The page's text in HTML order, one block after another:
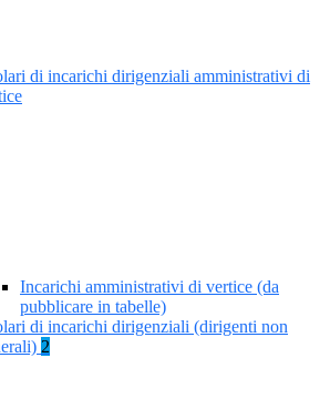
di incarichi dirigenziali amministrativi di
Incarichi amministrativi di vertice (da
pubblicare in tabelle)
di incarichi dirigenziali (dirigenti non
2